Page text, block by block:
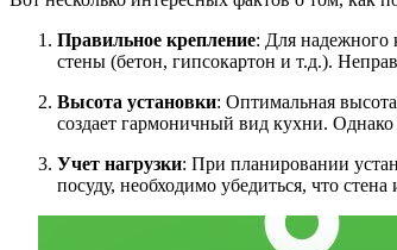
Правильное крепление: Для надежного
стены (бетон, гипсокартон и т.д.).
Высота установки: Оптимальная
создает гармоничный вид кухни. Однако
Учет нагрузки: При планировании
посуду, необходимо убедиться, что